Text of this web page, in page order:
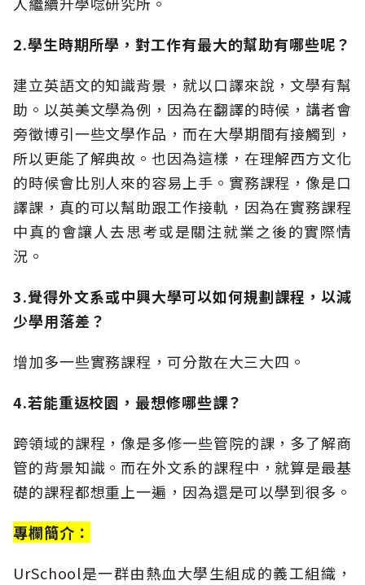
2.學生時期所學，對工作有最大的幫助有哪些呢？
建立英語文的知識背景，就以口譯來說，文學有幫
助。以英美文學為例，因為在翻譯的時候，講者會
旁徵博引一些文學作品，而在大學期間有接觸到，
所以更能了解典故。也因為這樣，在理解西方文化
的時候會比別人來的容易上手。實務課程，像是口
譯課，真的可以幫助跟工作接軌，因為在實務課程
中真的會讓人去思考或是關注就業之後的實際情
況。
3.覺得外文系或中興大學可以如何規劃課程，以減
少學用落差？
增加多一些實務課程，可分散在大三大四。
4.若能重返校園，最想修哪些課？
跨領域的課程，像是多修一些管院的課，多了解商
管的背景知識。而在外文系的課程中，就算是最基
礎的課程都想重上一遍，因為還是可以學到很多。
專欄簡介：
UrSchool是一群由熱血大學生組成的義工組織，